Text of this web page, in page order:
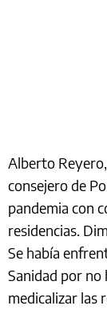
Alberto
consejero de
pandemia con
residencias.
Se había
Sanidad por no
medicalizar las